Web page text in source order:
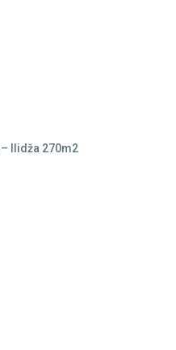
Ilidža 270m2